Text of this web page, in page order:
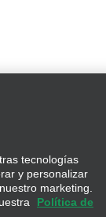
y personalizar
marketing.
Política de